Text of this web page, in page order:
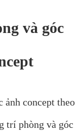
và góc
ảnh concept theo
trí phòng và góc